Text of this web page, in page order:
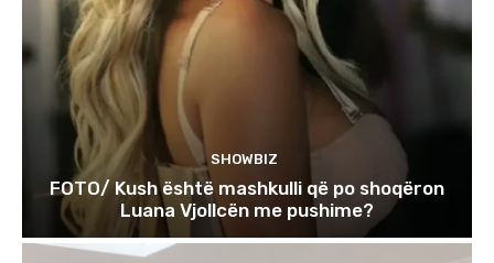
SHOWBIZ
FOTO/ Kush është mashkulli që po shoqëron
Luana Vjollcën me pushime?